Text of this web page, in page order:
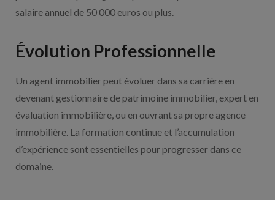
salaire annuel de 50 000 euros ou plus.
Évolution Professionnelle
Un agent immobilier peut évoluer dans sa carrière en
devenant gestionnaire de patrimoine immobilier, expert en
évaluation immobilière, ou en ouvrant sa propre agence
immobilière. La formation continue et l’accumulation
d’expérience sont essentielles pour progresser dans ce
domaine.